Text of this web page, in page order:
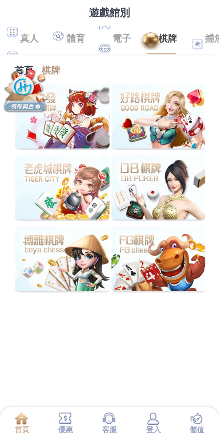
遊戲館別
真人 體育 電子 棋牌 捕
首頁 棋牌
首頁 優惠 客服 登入 儲值